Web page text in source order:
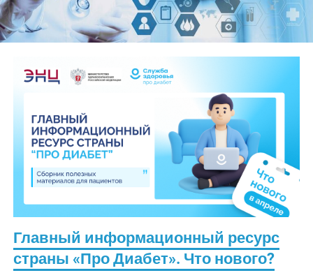
Главный информационный ресурс
страны «Про Диабет». Что нового?